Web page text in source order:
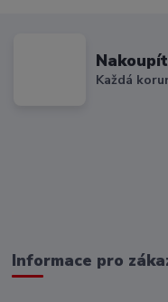
Každá
Informace pro